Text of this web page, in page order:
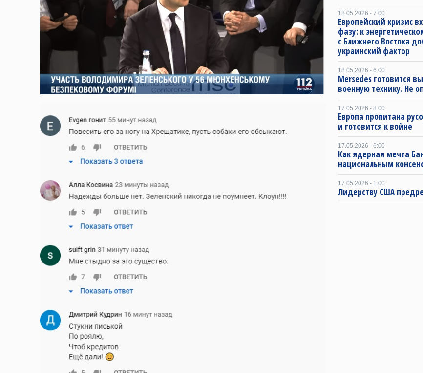
18.05.2026 - 7:00
Европейский кризис
фазу: к
с Ближнего Востока
украинский фактор
18.05.2026 - 6:00
Mersedes готовится
военную технику. Не
17.05.2026 - 8:00
Европа пропитана
и готовится к войне
17.05.2026 - 6:00
Как ядерная мечта
национальным
17.05.2026 - 1:00
Лидерству США